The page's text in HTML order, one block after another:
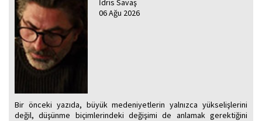
İdris Savaş
06 Ağu 2026
Bir önceki yazıda, büyük medeniyetlerin yalnızca yükselişlerini
değil, düşünme biçimlerindeki değişimi de anlamak gerektiğini